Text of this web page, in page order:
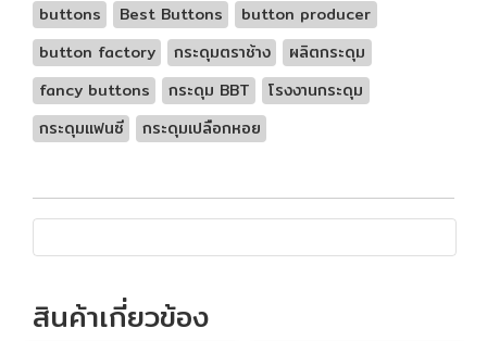
buttons Best Buttons
button producer
button factory
กระดุมตราช้าง
ผลิตกระดุม
fancy buttons
กระดุม BBT
โรงงานกระดุม
กระดุมแฟนซี
กระดุมเปลือกหอย
สินค้าเกี่ยวข้อง